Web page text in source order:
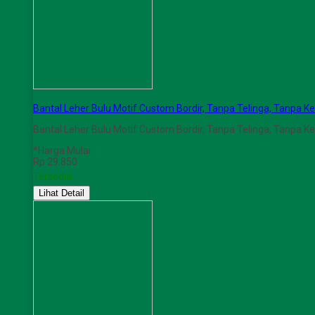
Bantal Leher Bulu Motif Custom Bordir, Tanpa Telinga, Tanpa
Bantal Leher Bulu Motif Custom Bordir, Tanpa Telinga, Tanpa
*Harga Mulai
Rp 29.850
Tersedia
Lihat Detail